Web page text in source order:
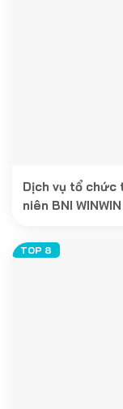
Dịch vụ tổ chức
niên BNI WINWIN